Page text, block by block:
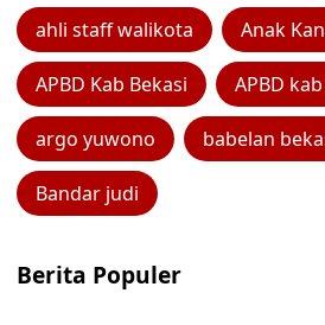
ahli staff walikota Anak
APBD Kab Bekasi APBD
argo yuwono babelan
Bandar judi
Berita Populer